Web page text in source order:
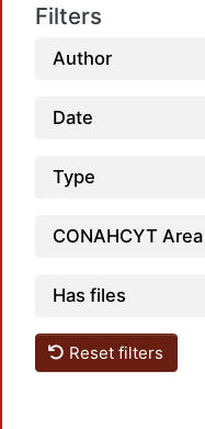
Filters
Author
Date
Type
CONAHCYT Area
Has files
Reset filters